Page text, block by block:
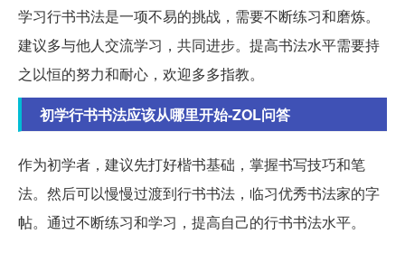
学习行书书法是一项不易的挑战，需要不断练习和磨炼。
建议多与他人交流学习，共同进步。提高书法水平需要持
之以恒的努力和耐心，欢迎多多指教。
初学行书书法应该从哪里开始-ZOL问答
作为初学者，建议先打好楷书基础，掌握书写技巧和笔
法。然后可以慢慢过渡到行书书法，临习优秀书法家的字
帖。通过不断练习和学习，提高自己的行书书法水平。